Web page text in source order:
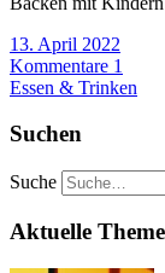
13. April 2022
Kommentare 1
Essen & Trinken
Suchen
Suche
Aktuelle